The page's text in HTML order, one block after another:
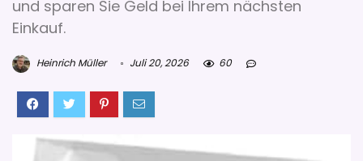
und sparen Sie Geld bei Ihrem nächsten
Einkauf.
Heinrich Müller Juli 20, 2026 60